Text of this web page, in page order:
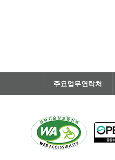
주요업무연락처